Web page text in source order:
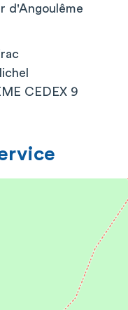
d'Angoulême
CEDEX 9